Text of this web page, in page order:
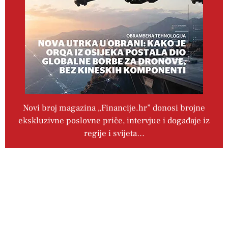
Novi broj magazina „Financije.hr” donosi brojne
ekskluzivne poslovne priče, intervjue i događaje iz
regije i svijeta…